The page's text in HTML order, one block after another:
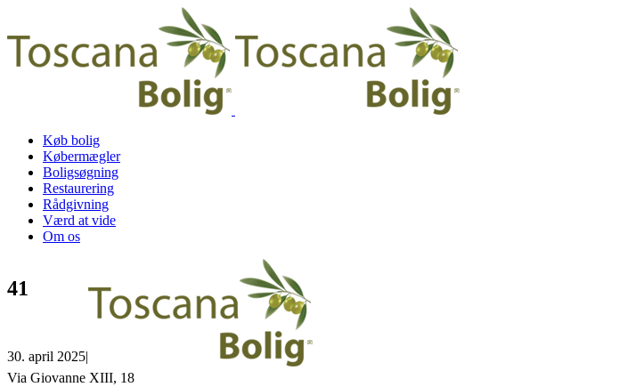
Køb bolig
Købermægler
Boligsøgning
Restaurering
Rådgivning
Værd at vide
Om os
41
30. april 2025|
Via Giovanne XIII, 18